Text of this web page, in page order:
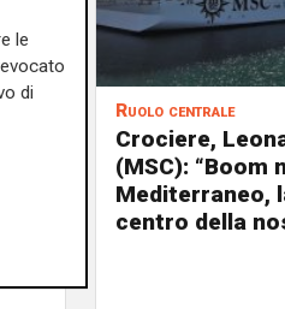
Ruolo centrale
Crociere,
(MSC): “Boom
Mediterraneo,
centro della
le
di